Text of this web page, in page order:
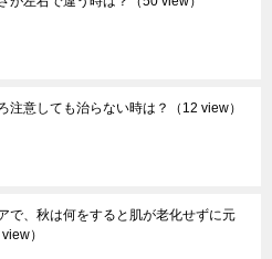
注意しても治らない時は？ （12 view）
で、秋は何をすると肌が老化せずに元
view）